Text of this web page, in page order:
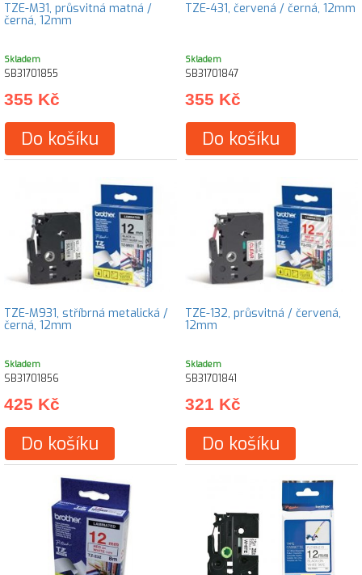
TZE-M31, průsvitná matná /
černá, 12mm
Skladem
SB31701855
355 Kč
Do košíku
TZE-431, červená / černá, 12mm
Skladem
SB31701847
355 Kč
Do košíku
TZE-M931, stříbrná metalická /
černá, 12mm
Skladem
SB31701856
425 Kč
Do košíku
TZE-132, průsvitná / červená,
12mm
Skladem
SB31701841
321 Kč
Do košíku